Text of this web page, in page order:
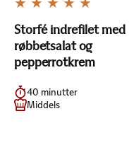
Storfé indrefilet med
røbbetsalat og
pepperrotkrem
40 minutter
Middels